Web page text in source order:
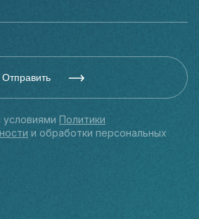
Отправить
Политики
и обработки персональных